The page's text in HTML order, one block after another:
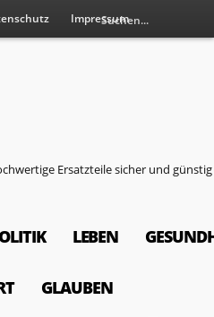
Impressum
LEBEN
GLAUBEN